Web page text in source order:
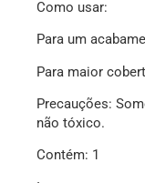
Como usar:
Para um
Para maior
Precauções:
não tóxico.
Contém: 1